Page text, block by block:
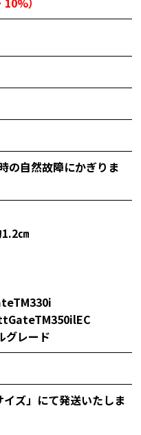
の自然故障にかぎりま
㎝
グレード
ズ」にて発送いたしま